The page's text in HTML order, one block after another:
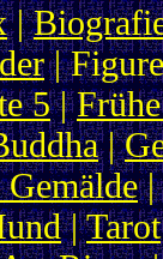
|
|
5|
|
Gemälde|
|Tarot